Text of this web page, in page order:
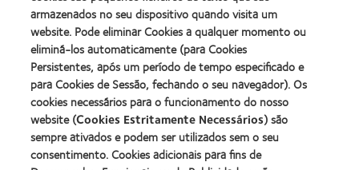
Empresas
para
Líderes
(2012)
(2011)
Learn
more
about
ODMA
2011
(2011)
Learn
more
about
2012
Manufacturing
Leadership
100
(ML
100)
Award
(2012)
Learn
more
about
2012
REBRAND
100®
Learn
more
about
Prémio
da
Industria
armazenados no seu dispositivo quando visita um
website. Pode eliminar Cookies a qualquer momento ou
eliminá-los automaticamente (para Cookies
Persistentes, após um período de tempo especificado e
para Cookies de Sessão, fechando o seu navegador). Os
cookies necessários para o funcionamento do nosso
website (Cookies Estritamente Necessários) são
sempre ativados e podem ser utilizados sem o seu
consentimento. Cookies adicionais para fins de